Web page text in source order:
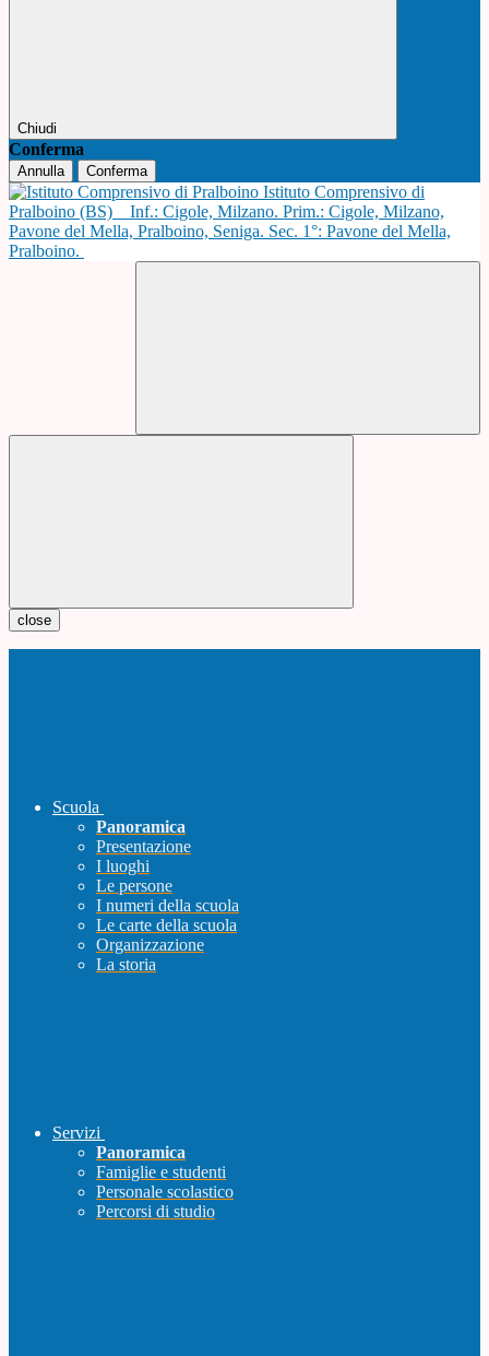
Chiudi
Conferma
Annulla Conferma
Istituto Comprensivo di
Pralboino (BS)
Inf.: Cigole, Milzano. Prim.: Cigole, Milzano,
Pavone del Mella, Pralboino, Seniga. Sec. 1°: Pavone del Mella,
Pralboino.
close
Scuola
Panoramica
Presentazione
I luoghi
Le persone
I numeri della scuola
Le carte della scuola
Organizzazione
La storia
Servizi
Panoramica
Famiglie e studenti
Personale scolastico
Percorsi di studio